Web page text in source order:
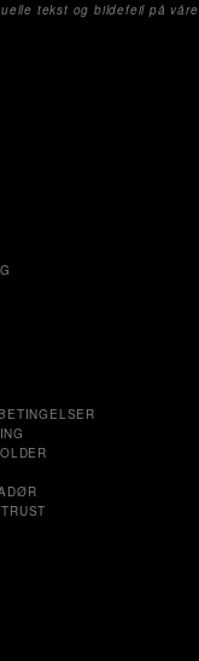
tekst og bildefeil på våre